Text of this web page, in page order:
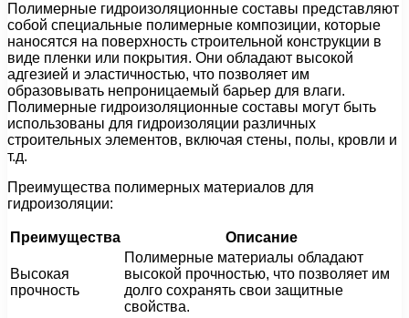
Полимерные гидроизоляционные составы представляют
собой специальные полимерные композиции, которые
наносятся на поверхность строительной конструкции в
виде пленки или покрытия. Они обладают высокой
адгезией и эластичностью, что позволяет им
образовывать непроницаемый барьер для влаги.
Полимерные гидроизоляционные составы могут быть
использованы для гидроизоляции различных
строительных элементов, включая стены, полы, кровли и
т.д.
Преимущества полимерных материалов для
гидроизоляции:
Преимущества Описание
Высокая
прочность
Полимерные материалы обладают
высокой прочностью, что позволяет им
долго сохранять свои защитные
свойства.